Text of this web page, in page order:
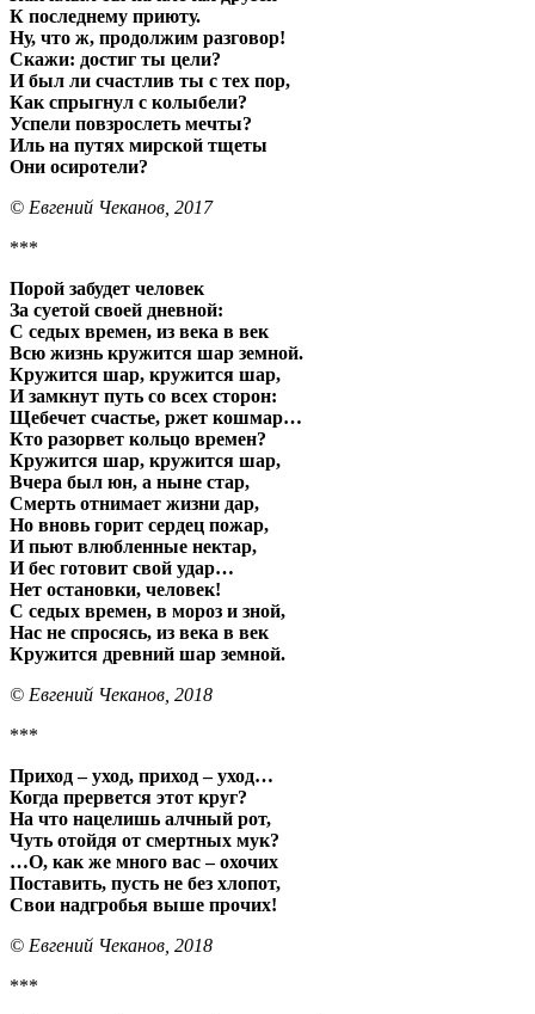
К последнему приюту.
Ну, что ж, продолжим разговор!
Скажи: достиг ты цели?
И был ли счастлив ты с тех пор,
Как спрыгнул с колыбели?
Успели повзрослеть мечты?
Иль на путях мирской тщеты
Они осиротели?
© Евгений Чеканов, 2017
***
Порой забудет человек
За суетой своей дневной:
С седых времен, из века в век
Всю жизнь кружится шар земной.
Кружится шар, кружится шар,
И замкнут путь со всех сторон:
Щебечет счастье, ржет кошмар…
Кто разорвет кольцо времен?
Кружится шар, кружится шар,
Вчера был юн, а ныне стар,
Смерть отнимает жизни дар,
Но вновь горит сердец пожар,
И пьют влюбленные нектар,
И бес готовит свой удар…
Нет остановки, человек!
С седых времен, в мороз и зной,
Нас не спросясь, из века в век
Кружится древний шар земной.
© Евгений Чеканов, 2018
***
Приход – уход, приход – уход…
Когда прервется этот круг?
На что нацелишь алчный рот,
Чуть отойдя от смертных мук?
…О, как же много вас – охочих
Поставить, пусть не без хлопот,
Свои надгробья выше прочих!
© Евгений Чеканов, 2018
***